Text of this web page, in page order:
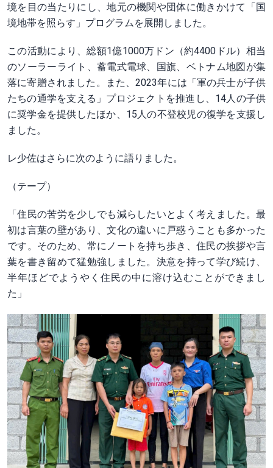
境を目の当たりにし、地元の機関や団体に働きかけて「国
境地帯を照らす」プログラムを展開しました。
この活動により、総額1億1000万ドン（約4400ドル）相当
のソーラーライト、蓄電式電球、国旗、ベトナム地図が集
落に寄贈されました。また、2023年には「軍の兵士が子供
たちの通学を支える」プロジェクトを推進し、14人の子供
に奨学金を提供したほか、15人の不登校児の復学を支援し
ました。
レ少佐はさらに次のように語りました。
（テープ）
「住民の苦労を少しでも減らしたいとよく考えました。最
初は言葉の壁があり、文化の違いに戸惑うことも多かった
です。そのため、常にノートを持ち歩き、住民の挨拶や言
葉を書き留めて猛勉強しました。決意を持って学び続け、
半年ほどでようやく住民の中に溶け込むことができまし
た」